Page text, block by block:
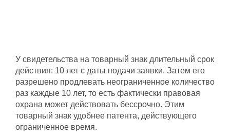
У свидетельства на товарный знак длительный срок
действия: 10 лет с даты подачи заявки. Затем его
разрешено продлевать неограниченное количество
раз каждые 10 лет, то есть фактически правовая
охрана может действовать бессрочно. Этим
товарный знак удобнее патента, действующего
ограниченное время.